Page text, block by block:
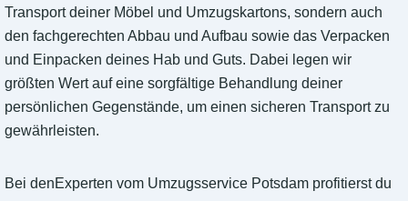
Transport deiner Möbel und Umzugskartons, sondern auch
den fachgerechten Abbau und Aufbau sowie das Verpacken
und Einpacken deines Hab und Guts. Dabei legen wir
größten Wert auf eine sorgfältige Behandlung deiner
persönlichen Gegenstände, um einen sicheren Transport zu
gewährleisten.
Bei denExperten vom Umzugsservice Potsdam profitierst du